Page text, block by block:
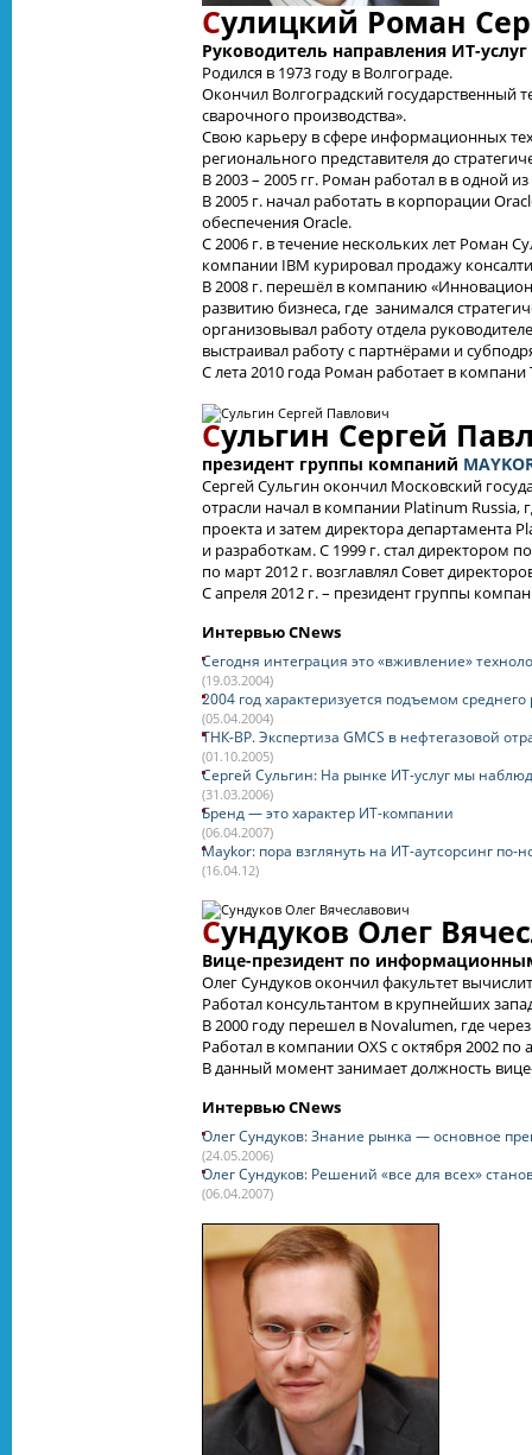
Сулицкий Роман
Руководитель направления ИТ-
Родился в 1973 году в Волгограде.
Окончил Волгоградский государственный
сварочного производства».
Свою карьеру в сфере информационных
регионального представителя до
В 2003 – 2005 гг. Роман работал в в одной
В 2005 г. начал работать в корпорации
обеспечения Oracle.
С 2006 г. в течение нескольких лет Роман
компании IBM курировал продажу
В 2008 г. перешёл в компанию
развитию бизнеса, где занимался
организовывал работу отдела
выстраивал работу с партнёрами и
С лета 2010 года Роман работает в
Сульгин Сергей
президент группы компаний
Сергей Сульгин окончил Московский
отрасли начал в компании Platinum Russia,
проекта и затем директора департамента
и разработкам. С 1999 г. стал директором
по март 2012 г. возглавлял Совет
С апреля 2012 г. – президент группы
Интервью CNews
Сегодня интеграция это «вживление»
(19.03.2004)
2004 год характеризуется подъемом
(05.04.2004)
ТНК-BP. Экспертиза GMCS в нефтегазовой
(01.10.2005)
Сергей Сульгин: На рынке ИТ-услуг мы
(31.03.2006)
Бренд — это характер ИТ-компании
(06.04.2007)
Maykor: пора взглянуть на ИТ-аутсорсинг по-
(16.04.12)
Сундуков Олег
Вице-президент по
Олег Сундуков окончил факультет
Работал консультантом в крупнейших
В 2000 году перешел в Novalumen, где
Работал в компании OXS с октября 2002 по
В данный момент занимает должность
Интервью CNews
Олег Сундуков: Знание рынка — основное
(24.05.2006)
Олег Сундуков: Решений «все для всех»
(06.04.2007)